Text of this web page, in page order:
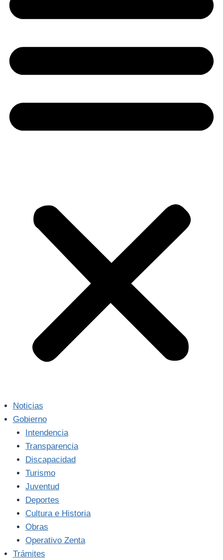
Noticias
Gobierno
Intendencia
Transparencia
Discapacidad
Turismo
Juventud
Deportes
Cultura e Historia
Obras
Operativo Zenta
Trámites